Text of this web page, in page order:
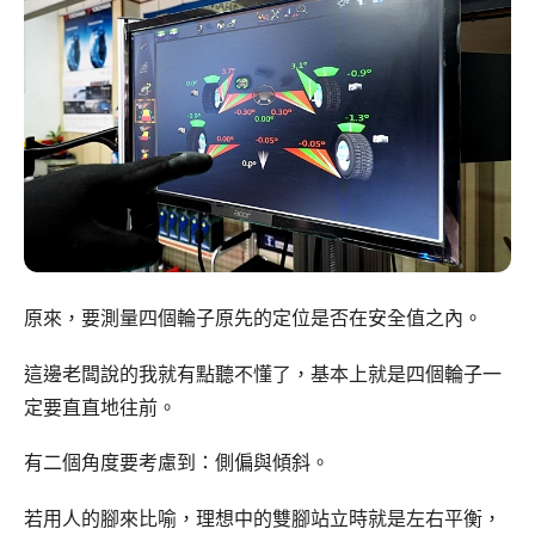
原來，要測量四個輪子原先的定位是否在安全值之內。
這邊老闆說的我就有點聽不懂了，基本上就是四個輪子一
定要直直地往前。
有二個角度要考慮到：側偏與傾斜。
若用人的腳來比喻，理想中的雙腳站立時就是左右平衡，